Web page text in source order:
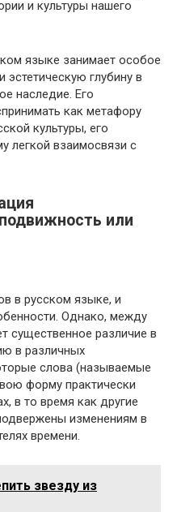
и культуры нашего
языке занимает особое
глубину в
наследие. Его
как метафору
культуры, его
легкой взаимосвязи с
или
в русском языке, и
Однако, между
существенное различие в
в различных
слова (называемые
форму практически
в то время как другие
изменениям в
времени.
звезду из